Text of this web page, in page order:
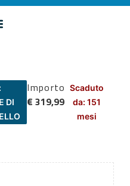
DI
Importo
€ 319,99
Scaduto
da: 151
mesi